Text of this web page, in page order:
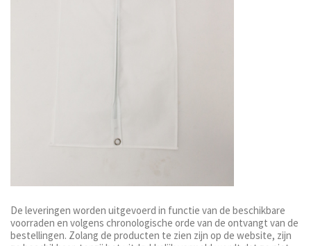
De leveringen worden uitgevoerd in functie van de beschikbare
voorraden en volgens chronologische orde van de ontvangt van de
bestellingen. Zolang de producten te zien zijn op de website, zijn